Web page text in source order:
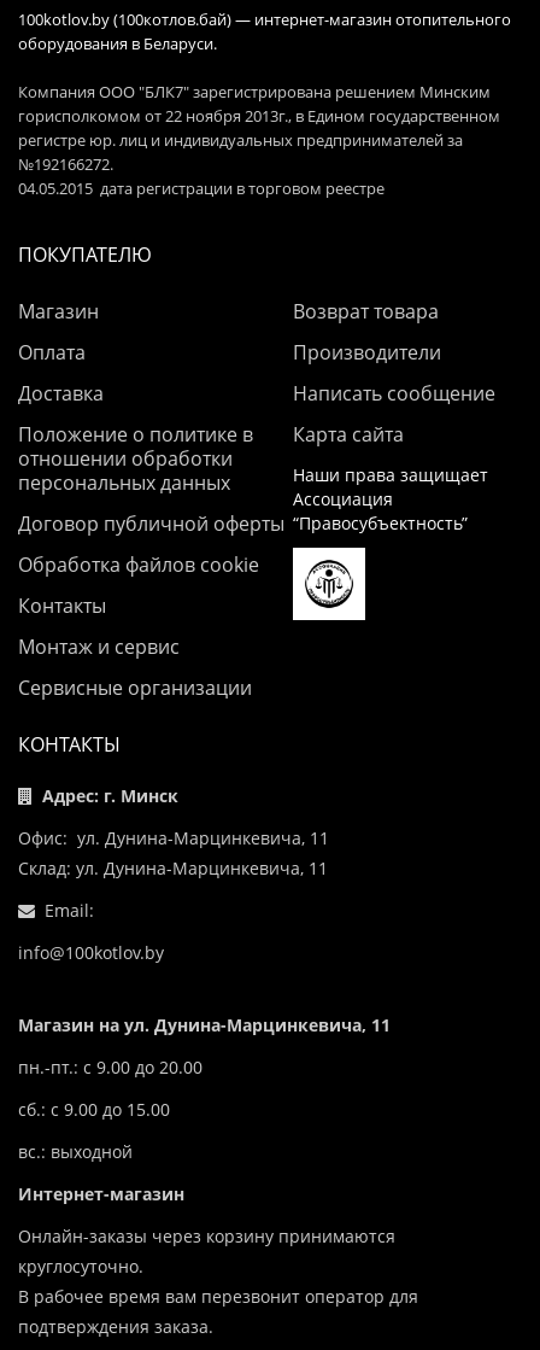
100kotlov.by (100котлов.бай) — интернет-магазин отопительного
оборудования в Беларуси.
Компания ООО "БЛК7" зарегистрирована решением Минским
горисполкомом от 22 ноября 2013г., в Едином государственном
регистре юр. лиц и индивидуальных предпринимателей за
№192166272.
04.05.2015 дата регистрации в торговом реестре
ПОКУПАТЕЛЮ
Магазин
Оплата
Доставка
Положение о политике в
отношении обработки
персональных данных
Договор публичной оферты
Обработка файлов cookie
Контакты
Монтаж и сервис
Сервисные организации
Возврат товара
Производители
Написать сообщение
Карта сайта
Наши права защищает
Ассоциация
“Правосубъектность”
КОНТАКТЫ
Адрес: г. Минск
Офис: ул. Дунина-Марцинкевича, 11
Склад: ул. Дунина-Марцинкевича, 11
Email:
info@100kotlov.by
Магазин на ул. Дунина-Марцинкевича, 11
пн.-пт.: с 9.00 до 20.00
сб.: с 9.00 до 15.00
вс.: выходной
Интернет-магазин
Онлайн-заказы через корзину принимаются
круглосуточно.
В рабочее время вам перезвонит оператор для
подтверждения заказа.